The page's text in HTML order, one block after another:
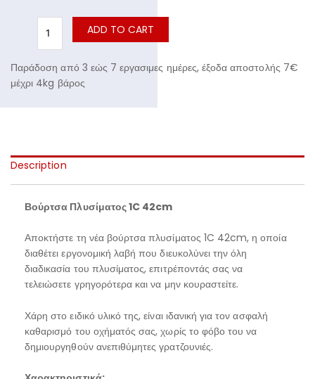
ADD TO CART
Παράδοση από 3 εώς 7 εργασιμες ημέρες, έξοδα αποστολής 7€
μέχρι 4kg βάρος
Description
Βούρτσα Πλυσίματος 1C 42cm
Αποκτήστε τη νέα βούρτσα πλυσίματος 1C 42cm, η οποία
διαθέτει εργονομική λαβή που διευκολύνει την όλη
διαδικασία του πλυσίματος, επιτρέποντάς σας να
τελειώσετε γρηγορότερα και να μην κουραστείτε.
Χάρη στο ειδικό υλικό της, είναι ιδανική για τον ασφαλή
καθαρισμό του οχήματός σας, χωρίς το φόβο του να
δημιουργηθούν ανεπιθύμητες γρατζουνιές.